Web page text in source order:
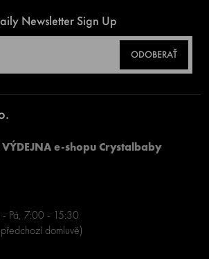
Newsletter Sign Up
ODOBERAŤ
VÝDEJNA e-shopu Crystalbaby
- Pá, 7:00 - 15:30
domluvě)